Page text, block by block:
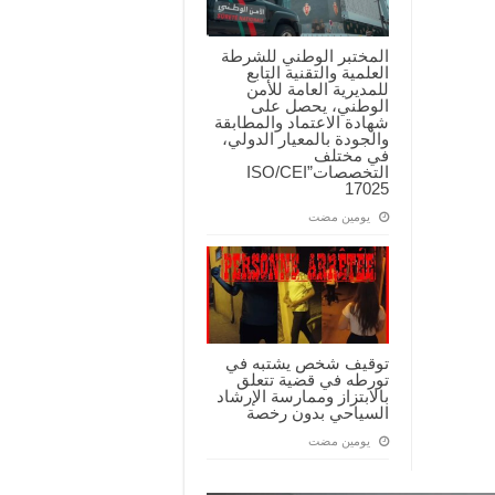
المختبر الوطني للشرطة
العلمية والتقنية التابع
للمديرية العامة للأمن
الوطني، يحصل على
شهادة الاعتماد والمطابقة
والجودة بالمعيار الدولي،
في مختلف
التخصصات”ISO/CEI
17025
‏يومين مضت
توقيف شخص يشتبه في
تورطه في قضية تتعلق
بالابتزاز وممارسة الإرشاد
السياحي بدون رخصة
‏يومين مضت